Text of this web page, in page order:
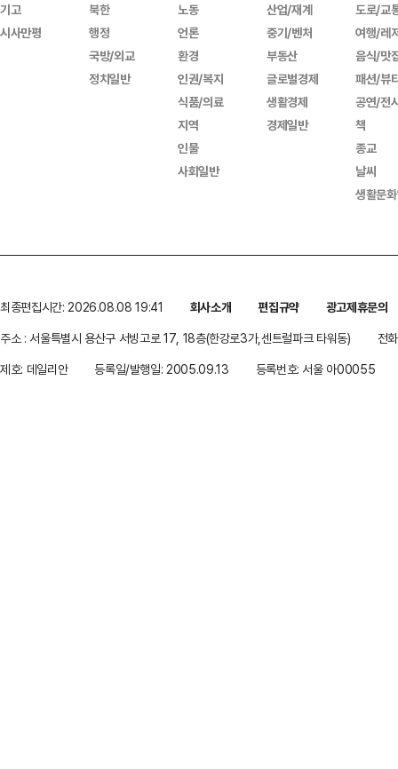
기고
시사만평
북한
행정
국방/외교
정치일반
노동
언론
환경
인권/복지
식품/의료
지역
인물
사회일반
산업/재계
중기/벤처
부동산
글로벌경제
생활경제
경제일반
도로/교
여행/레
음식/맛
패션/뷰
공연/전
책
종교
날씨
생활문
최종편집시간: 2026.08.08 19:41 회사소개 편집규약
광고제휴문의
주소 : 서울특별시 용산구 서빙고로 17, 18층(한강로3가,센트럴파크 타워동)
전
제호: 데일리안
등록일/발행일: 2005.09.13 등록번호: 서울 아00055